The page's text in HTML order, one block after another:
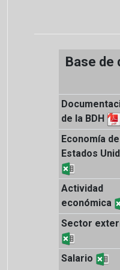
Base de
de la BDH
Economía de
Estados
Actividad
económica
Sector
Salario